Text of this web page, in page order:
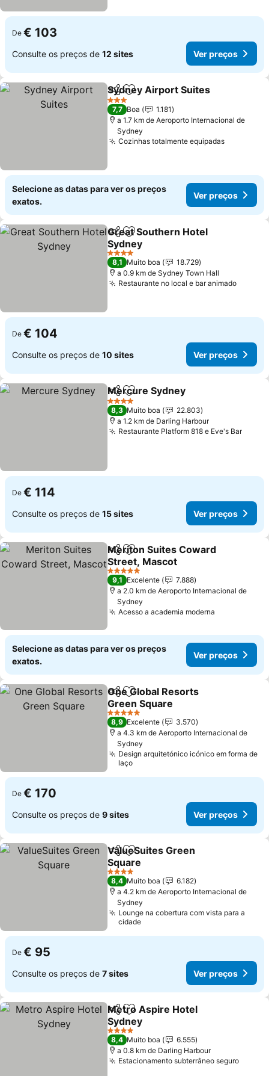
De € 103
Consulte os preços de 12 sites Ver preços
PartilharAdicionar aos favoritos
Sydney Airport Suites
3 Estrelas
7,7 Boa
1.181
a 1.7 km de Aeroporto Internacional de
Sydney
Cozinhas totalmente equipadas
Selecione as datas para ver os preços
exatos.
Ver preços
PartilharAdicionar aos favoritos
Great Southern Hotel
Sydney
4 Estrelas
8,1 Muito boa
18.729
a 0.9 km de Sydney Town Hall
Restaurante no local e bar animado
De € 104
Consulte os preços de 10 sites Ver preços
PartilharAdicionar aos favoritos
Mercure Sydney
4 Estrelas
8,3 Muito boa
22.803
a 1.2 km de Darling Harbour
Restaurante Platform 818 e Eve's Bar
De € 114
Consulte os preços de 15 sites Ver preços
PartilharAdicionar aos favoritos
Meriton Suites Coward
Street, Mascot
5 Estrelas
9,1 Excelente
7.888
a 2.0 km de Aeroporto Internacional de
Sydney
Acesso a academia moderna
Selecione as datas para ver os preços
exatos.
Ver preços
PartilharAdicionar aos favoritos
One Global Resorts
Green Square
5 Estrelas
8,9 Excelente
3.570
a 4.3 km de Aeroporto Internacional de
Sydney
Design arquitetónico icónico em forma de
laço
De € 170
Consulte os preços de 9 sites Ver preços
PartilharAdicionar aos favoritos
ValueSuites Green
Square
4 Estrelas
8,4 Muito boa
6.182
a 4.2 km de Aeroporto Internacional de
Sydney
Lounge na cobertura com vista para a
cidade
De € 95
Consulte os preços de 7 sites Ver preços
PartilharAdicionar aos favoritos
Metro Aspire Hotel
Sydney
4 Estrelas
8,4 Muito boa
6.555
a 0.8 km de Darling Harbour
Estacionamento subterrâneo seguro